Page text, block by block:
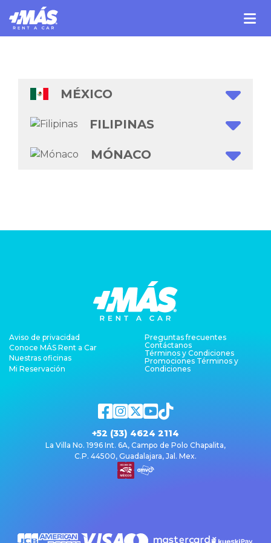
MÉXICO
FILIPINAS
MÓNACO
Aviso de privacidad
Conoce MÁS Rent a Car
Nuestras oficinas
Mi Reservación
Preguntas frecuentes
Contáctanos
Términos y Condiciones
Promociones Términos y
Condiciones
+52 (33) 4624 2114
La Villa No. 1996 Int. 6A, Campo de Polo Chapalita,
C.P. 44500, Guadalajara, Jal. Mex.